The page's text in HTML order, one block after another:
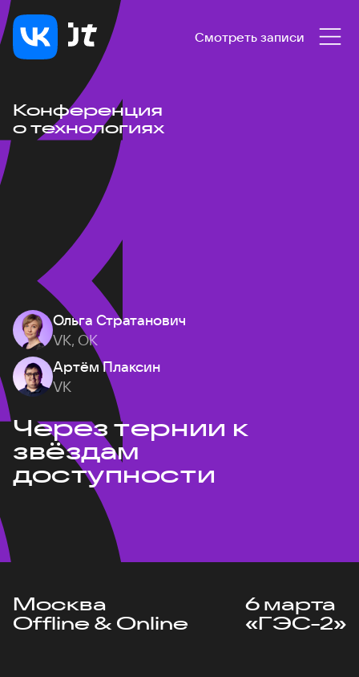
Смотреть записи
Конференция
о технологиях
Ольга Стратанович
VK, ОК
Артём Плаксин
VK
Через тернии к
звёздам
доступности
Москва
Offline & Online
6 марта
«ГЭС-2»